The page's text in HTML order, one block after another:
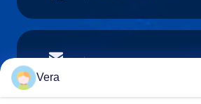
이메일
Vera